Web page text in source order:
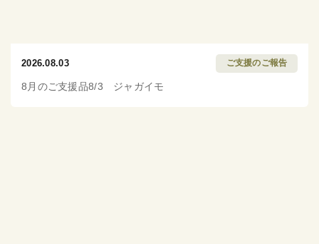
2026.08.03 ご支援のご報告
8月のご支援品8/3 ジャガイモ